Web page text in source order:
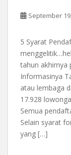
September
5 Syarat
tahun akhirnya
Informasinya
atau lembaga
17.928
Semua
Selain syarat
yang […]